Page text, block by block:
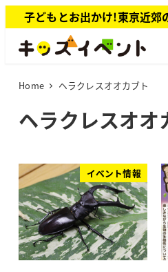
イ
子どもとお出かけ!東京近郊
Home ヘラクレスオオカブト
ヘラクレスオオ
イベント情報